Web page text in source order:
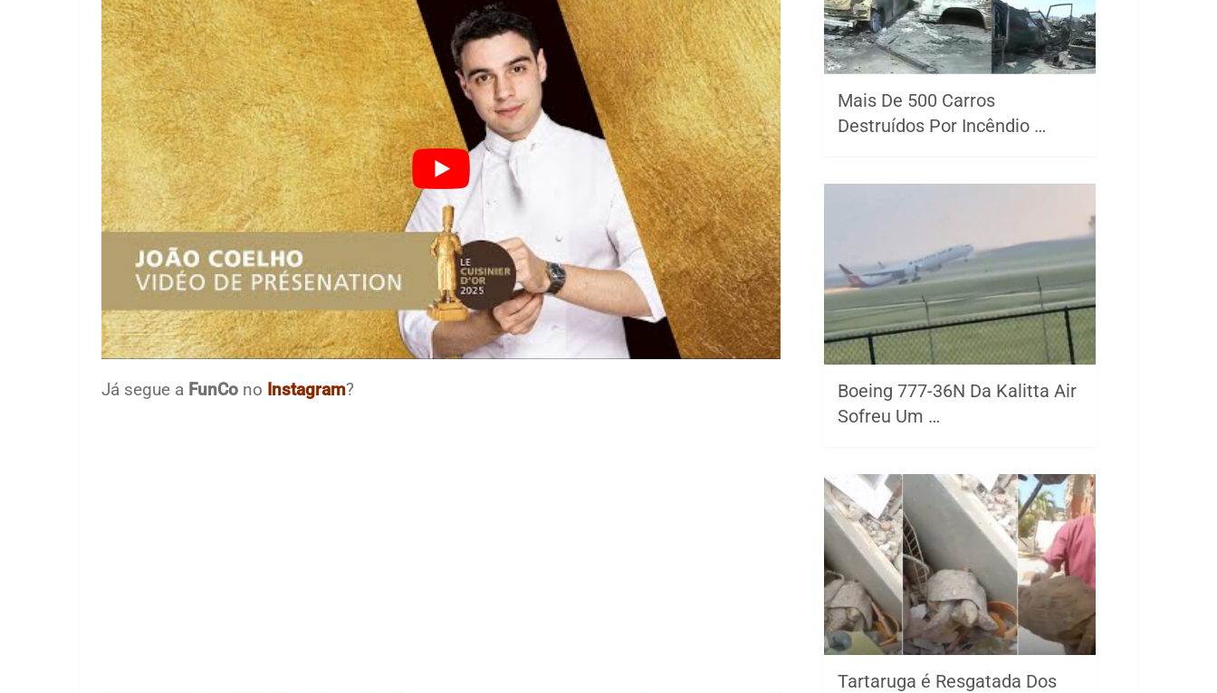
Já segue a FunCo no Instagram?
Mais De 500 Carros
Destruídos Por Incêndio …
Boeing 777-36N Da Kalitta Air
Sofreu Um …
Tartaruga é Resgatada Dos